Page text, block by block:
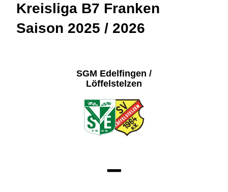
Kreisliga B7 Franken
Saison 2025 / 2026
SGM Edelfingen /
Löffelstelzen
–